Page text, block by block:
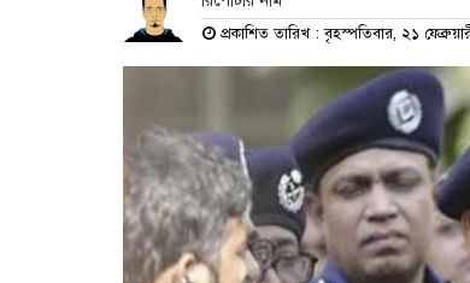
প্রকাশিত তারিখ : বৃহস্পতিবার, ২১